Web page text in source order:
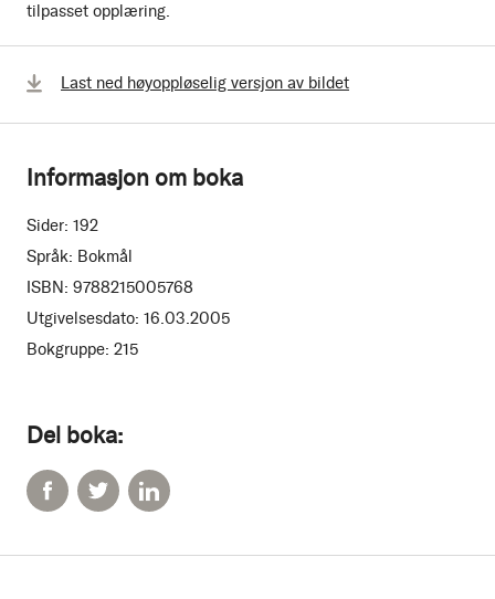
tilpasset opplæring.
Del boka:
Last ned høyoppløselig versjon av bildet
Informasjon om boka
Sider: 192
Språk: Bokmål
ISBN: 9788215005768
Utgivelsesdato: 16.03.2005
Bokgruppe: 215